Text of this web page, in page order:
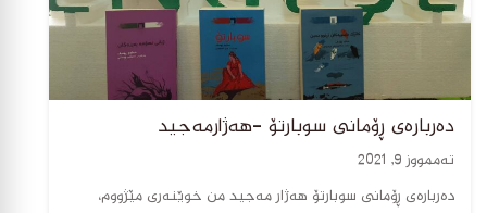
دەربارەی ڕۆمانی سوبارتۆ -هەژارمەجید
تەممووز 9, 2021
دەربارەی ڕۆمانی سوبارتۆ هەژار مەجید من خوێنەری مێژووم،